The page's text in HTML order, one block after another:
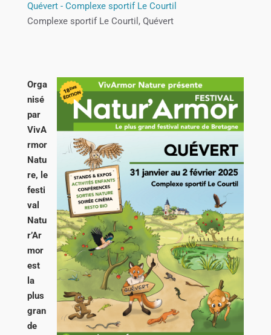
Quévert - Complexe sportif Le Courtil
Complexe sportif Le Courtil, Quévert
Orga
nisé
par
VivA
rmor
Natu
re, le
festi
val
Natu
r’Ar
mor
est
la
plus
gran
de